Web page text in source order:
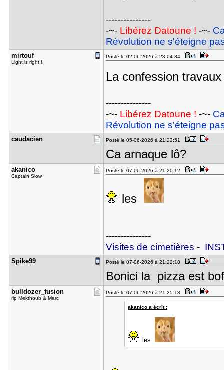
---------------
-~- Libérez Datoune ! -~-
Révolution ne s'éteigne
mirtouf
Light is right !
Posté le 02-06-2026 à 23:04:34
La confession
---------------
-~- Libérez Datoune ! -~-
Révolution ne s'éteigne
caudacien Posté le 05-06-2026 à 21:22:51
Ca arnaque lô?
akanico
Captain Slow
Posté le 07-06-2026 à 21:20:12
les
---------------
Visites de cimetières -
Spike99 Posté le 07-06-2026 à 21:22:18
Bonici la pizza est
bulldozer_​fusion
rip Mekthoub & Marc
Posté le 07-06-2026 à 21:25:13
akanico a écrit :
les